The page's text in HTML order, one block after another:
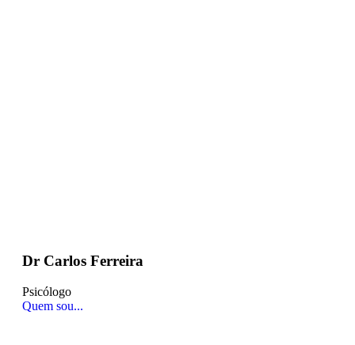
Dr Carlos Ferreira
Psicólogo
Quem sou...